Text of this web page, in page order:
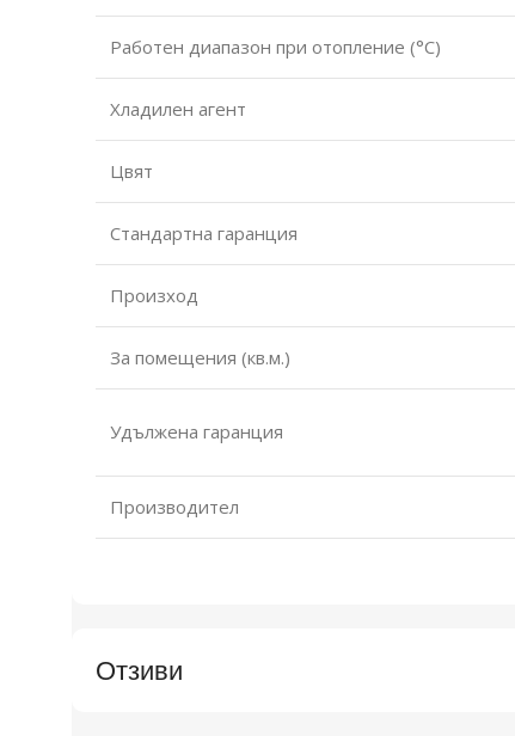
Работен диапазон при отопление (°С)
Хладилен агент
Цвят
Стандартна гаранция
Произход
За помещения (кв.м.)
Удължена гаранция
Производител
Отзиви